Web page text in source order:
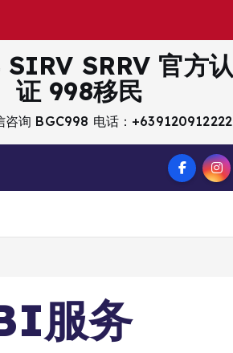
证 998移民
咨询 BGC998 电话：+639120912222
服务